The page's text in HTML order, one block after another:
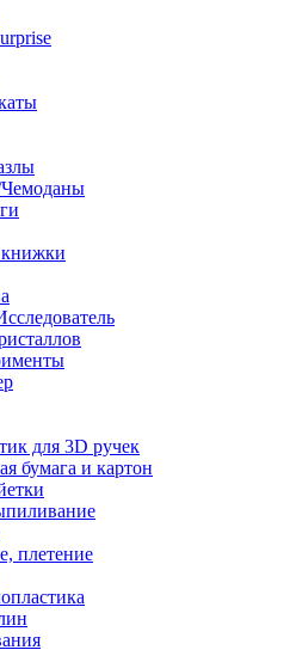
для 3D ручек
бумага и картон
плетение